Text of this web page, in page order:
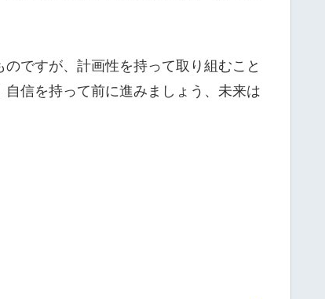
ですが、計画性を持って取り組むこと
信を持って前に進みましょう、未来は